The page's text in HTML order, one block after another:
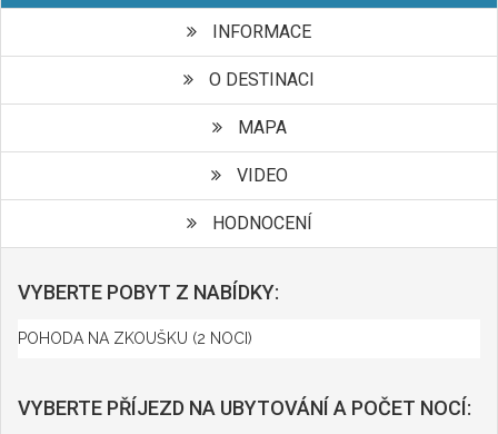
INFORMACE
O DESTINACI
MAPA
VIDEO
HODNOCENÍ
VYBERTE POBYT Z NABÍDKY:
VYBERTE PŘÍJEZD NA UBYTOVÁNÍ A POČET NOCÍ: